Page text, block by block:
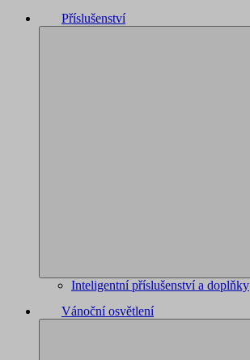
Příslušenství
Inteligentní příslušenství a doplňky
Vánoční osvětlení